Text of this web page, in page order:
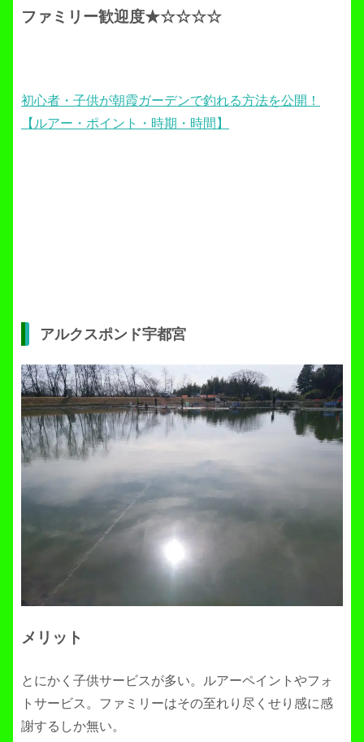
ファミリー歓迎度★☆☆☆☆
初心者・子供が朝霞ガーデンで釣れる方法を公開！
【ルアー・ポイント・時期・時間】
アルクスポンド宇都宮
メリット
とにかく子供サービスが多い。ルアーペイントやフォ
トサービス。ファミリーはその至れり尽くせり感に感
謝するしか無い。